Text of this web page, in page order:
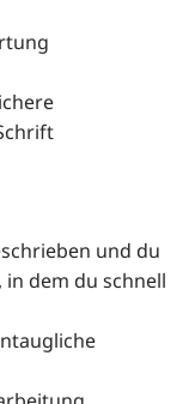
und du
dem du schnell